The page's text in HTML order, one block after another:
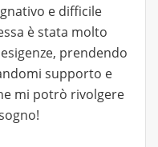
e difficile
è stata molto
prendendo
supporto e
mi potrò rivolgere